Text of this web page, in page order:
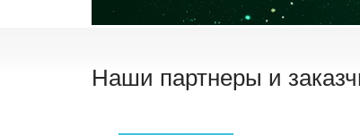
Наши партнеры и